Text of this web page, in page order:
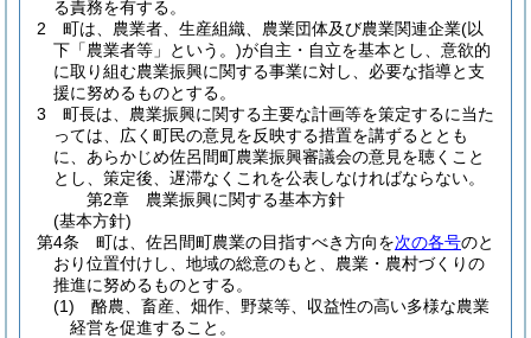
る責務を有する。
2
町は、農業者、生産組織、農業団体及び農業関連企業(以
下「農業者等」という。)が自主・自立を基本とし、意欲的
に取り組む農業振興に関する事業に対し、必要な指導と支
援に努めるものとする。
3
町長は、農業振興に関する主要な計画等を策定するに当た
っては、広く町民の意見を反映する措置を講ずるととも
に、あらかじめ佐呂間町農業振興審議会の意見を聴くこと
とし、策定後、遅滞なくこれを公表しなければならない。
第2章
農業振興に関する基本方針
(基本方針)
第4条
町は、佐呂間町農業の目指すべき方向を次の各号のと
おり位置付けし、地域の総意のもと、農業・農村づくりの
推進に努めるものとする。
(1)
酪農、畜産、畑作、野菜等、収益性の高い多様な農業
経営を促進すること。